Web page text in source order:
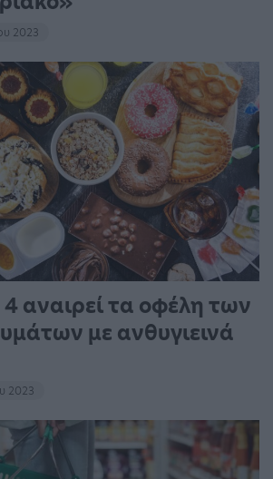
2023
αναιρεί τα οφέλη των
με ανθυγιεινά
2023